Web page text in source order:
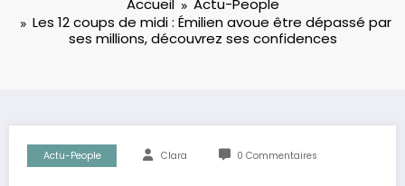
Accueil
Actu-People
Les 12 coups de midi : Émilien avoue être dépassé par
ses millions, découvrez ses confidences
Actu-People Clara 0 Commentaires